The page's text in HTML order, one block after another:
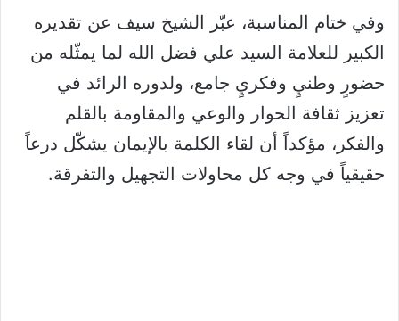
وفي ختام المناسبة، عبّر الشيخ سيف عن تقديره
الكبير للعلامة السيد علي فضل الله لما يمثّله من
حضورٍ وطنيٍ وفكريٍ جامع، ولدوره الرائد في
تعزيز ثقافة الحوار والوعي والمقاومة بالقلم
والفكر، مؤكداً أن لقاء الكلمة بالإيمان يشكّل درعاً
حقيقياً في وجه كل محاولات التجهيل والتفرقة.